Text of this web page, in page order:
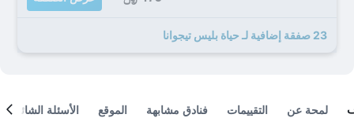
23 صفقة إضافية لـ حياة بليس تيجوانا
لمحة عن التقييمات فنادق مشابهة الموقع الأسئلة الشائعة